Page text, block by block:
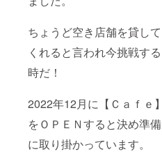
ちょうど空き店舗を貸して
くれると言われ今挑戦する
時だ！
2022年12月に【Ｃａｆｅ】
をＯＰＥＮすると決め準備
に取り掛かっています。